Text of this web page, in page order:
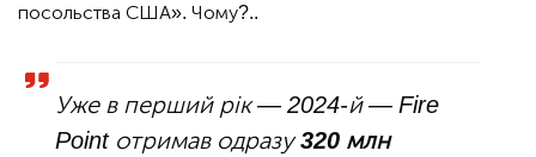
посольства США». Чому?..
Уже в перший рік — 2024-й — Fire
Point отримав одразу320 млн